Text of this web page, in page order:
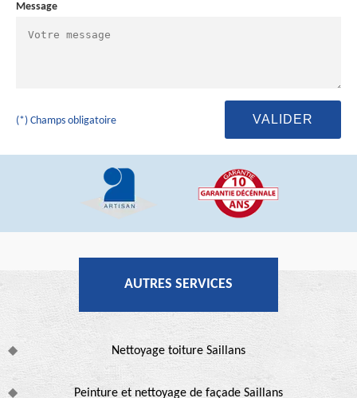
Message
(*) Champs obligatoire
AUTRES SERVICES
Nettoyage toiture Saillans
Peinture et nettoyage de façade Saillans